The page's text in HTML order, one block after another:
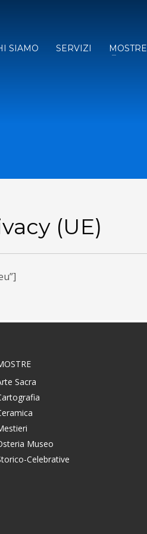
SIAMO SERVIZI MOSTRE
(UE)
Sacra
Museo
Celebrative